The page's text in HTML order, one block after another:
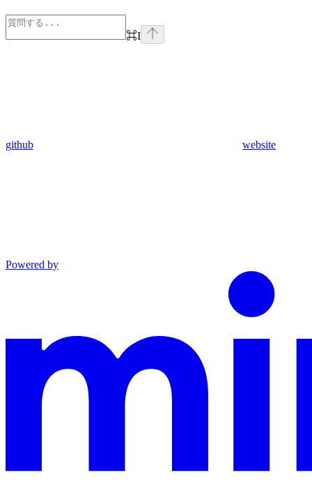
⌘I
github website
Powered by